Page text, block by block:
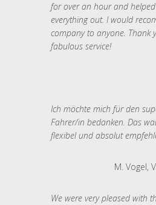
for over an hour and
everything out. I would
company to anyone. Thank
fabulous service!
Ich möchte mich für den
Fahrer/in bedanken. Das
flexibel und absolut
M. Vogel,
We were very pleased with